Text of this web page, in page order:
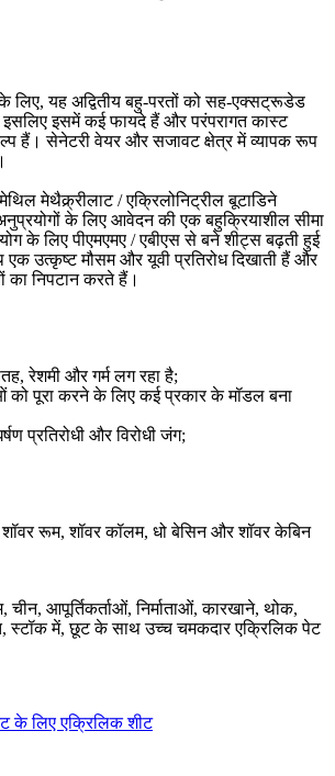
लिए, यह अद्वितीय बहु-परतों को सह-एक्सट्रूडेड
इसमें कई फायदे हैं और परंपरागत कास्ट
हैं। सेनेटरी वेयर और सजावट क्षेत्र में व्यापक रूप
मेथैक्र्रीलाट / एक्रिलोनिट्रील बूटाडिने
अनुप्रयोगों के लिए आवेदन की एक बहुक्रियाशील सीमा
के लिए पीएमएमए / एबीएस से बने शीट्स बढ़ती हुई
उत्कृष्ट मौसम और यूवी प्रतिरोध दिखाती हैं और
का निपटान करते हैं।
रेशमी और गर्म लग रहा है;
को पूरा करने के लिए कई प्रकार के मॉडल बना
प्रतिरोधी और विरोधी जंग;
रूम, शॉवर कॉलम, धो बेसिन और शॉवर केबिन
चीन, आपूर्तिकर्ताओं, निर्माताओं, कारखाने, थोक,
स्टॉक में, छूट के साथ उच्च चमकदार एक्रिलिक पेट
के लिए एक्रिलिक शीट